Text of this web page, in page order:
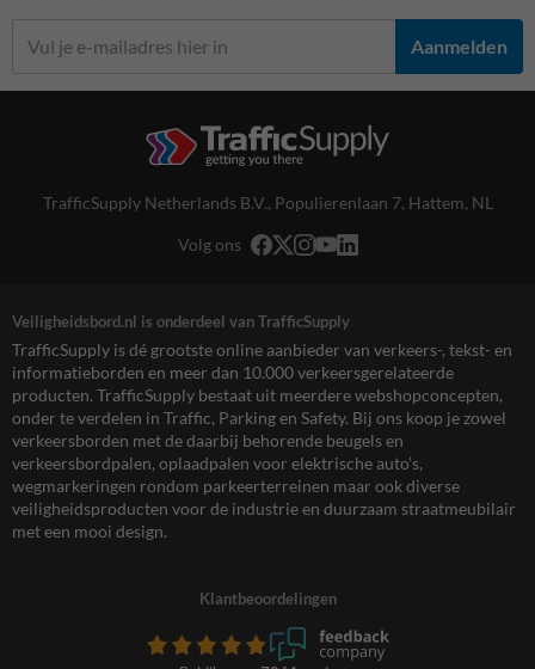
Aanmelden
TrafficSupply Netherlands B.V., Populierenlaan 7, Hattem, NL
Volg ons
Veiligheidsbord.nl is onderdeel van TrafficSupply
TrafficSupply is dé grootste online aanbieder van verkeers-, tekst- en
informatieborden en meer dan 10.000 verkeersgerelateerde
producten. TrafficSupply bestaat uit meerdere webshopconcepten,
onder te verdelen in Traffic, Parking en Safety. Bij ons koop je zowel
verkeersborden met de daarbij behorende beugels en
verkeersbordpalen, oplaadpalen voor elektrische auto’s,
wegmarkeringen rondom parkeerterreinen maar ook diverse
veiligheidsproducten voor de industrie en duurzaam straatmeubilair
met een mooi design.
Klantbeoordelingen